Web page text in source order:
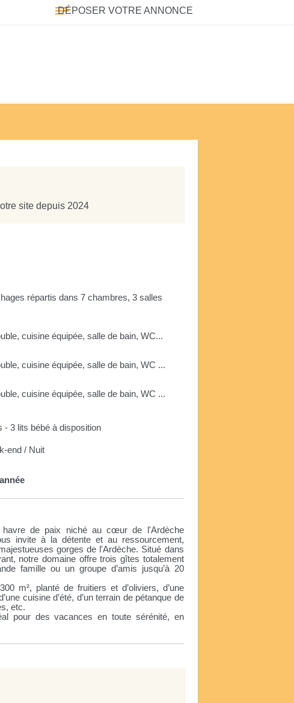
DÉPOSER VOTRE ANNONCE
site depuis 2024
répartis dans 7 chambres, 3 salles
cuisine équipée, salle de bain, WC...
cuisine équipée, salle de bain, WC ...
cuisine équipée, salle de bain, WC ...
- 3 lits bébé à disposition
end / Nuit
havre de paix niché au cœur de l'Ardèche
invite à la détente et au ressourcement,
gorges de l'Ardèche. Situé dans
notre domaine offre trois gîtes totalement
famille ou un groupe d’amis jusqu’à 20
m², planté de fruitiers et d’oliviers, d’une
cuisine d’été, d’un terrain de pétanque de
etc.
pour des vacances en toute sérénité, en